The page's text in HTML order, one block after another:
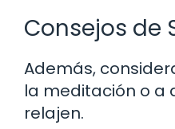
Consejos de
Además,
la meditación o a
relajen.